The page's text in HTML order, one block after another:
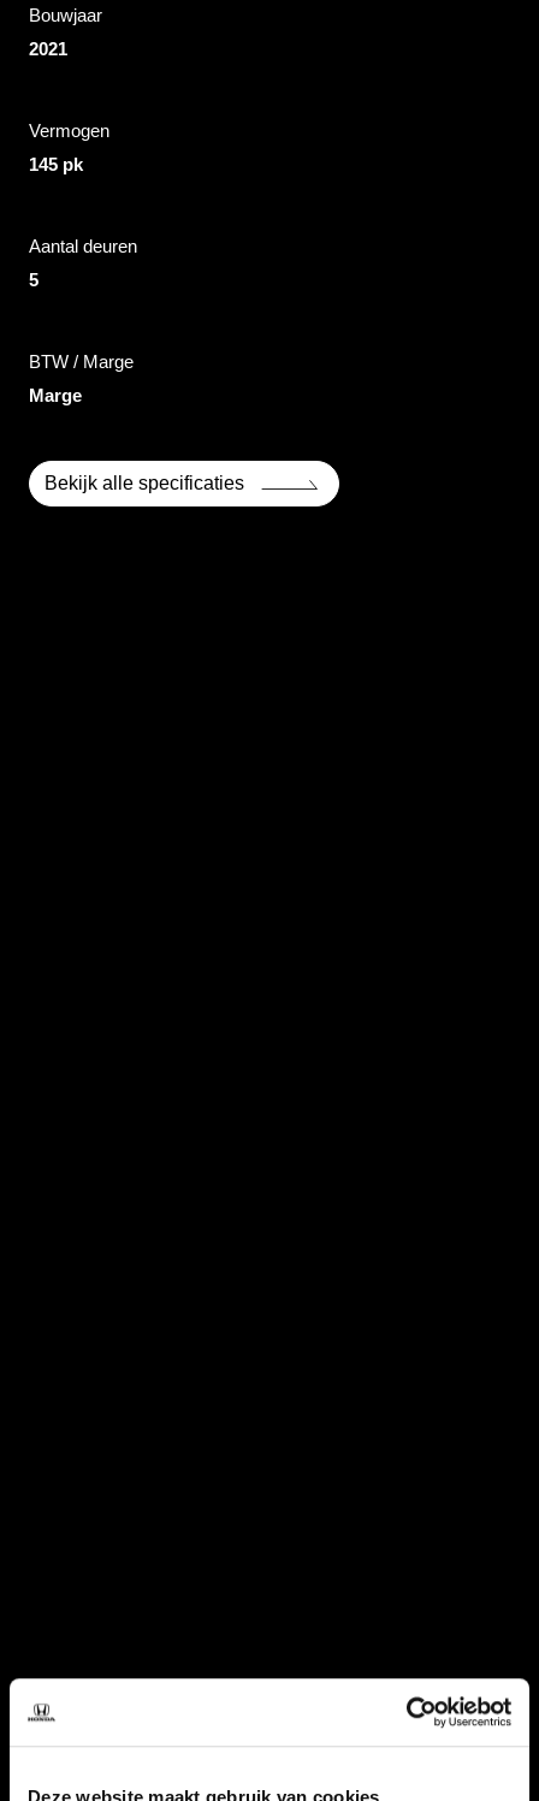
Deze website maakt gebruik van cookies
Bouwjaar
2021
Vermogen
145 pk
Aantal deuren
5
BTW / Marge
Marge
Bekijk alle specificaties